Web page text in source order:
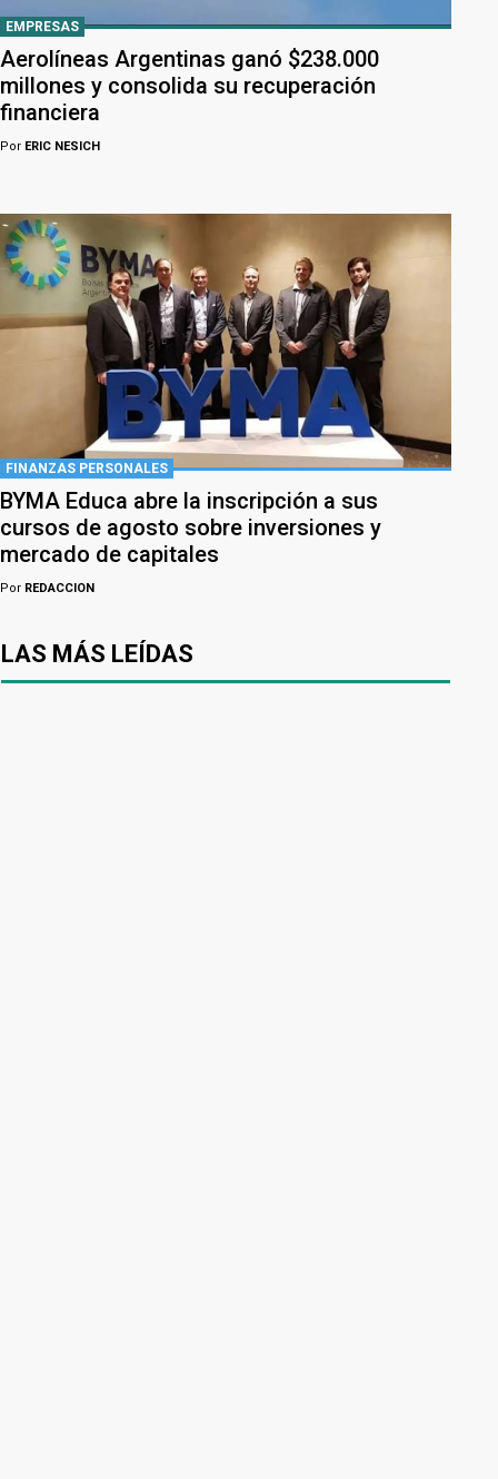
EMPRESAS
Aerolíneas Argentinas ganó $238.000
millones y consolida su recuperación
financiera
Por ERIC NESICH
FINANZAS PERSONALES
BYMA Educa abre la inscripción a sus
cursos de agosto sobre inversiones y
mercado de capitales
Por REDACCION
LAS MÁS LEÍDAS